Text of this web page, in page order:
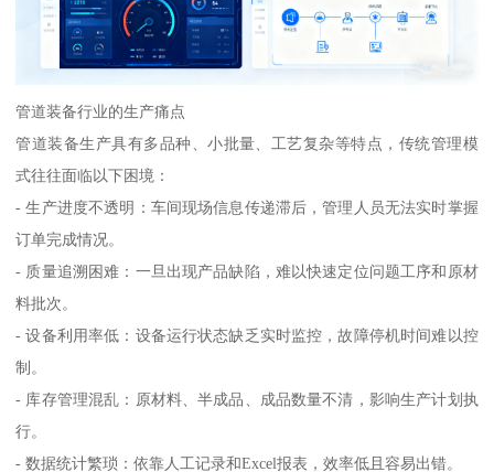
管道装备行业的生产痛点
管道装备生产具有多品种、小批量、工艺复杂等特点，传统管理模
式往往面临以下困境：
- 生产进度不透明：车间现场信息传递滞后，管理人员无法实时掌握
订单完成情况。
- 质量追溯困难：一旦出现产品缺陷，难以快速定位问题工序和原材
料批次。
- 设备利用率低：设备运行状态缺乏实时监控，故障停机时间难以控
制。
- 库存管理混乱：原材料、半成品、成品数量不清，影响生产计划执
行。
- 数据统计繁琐：依靠人工记录和Excel报表，效率低且容易出错。